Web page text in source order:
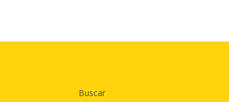
Buscar